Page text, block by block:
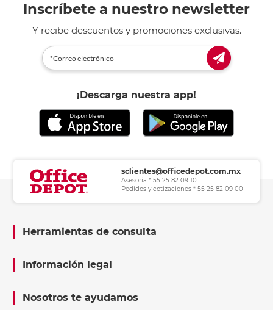
Inscríbete a nuestro newsletter
Y recibe descuentos y promociones exclusivas.
¡Descarga nuestra app!
sclientes@officedepot.com.mx
Asesoría * 55 25 82 09 10
Pedidos y cotizaciones * 55 25 82 09 00
Herramientas de consulta
Información legal
Nosotros te ayudamos